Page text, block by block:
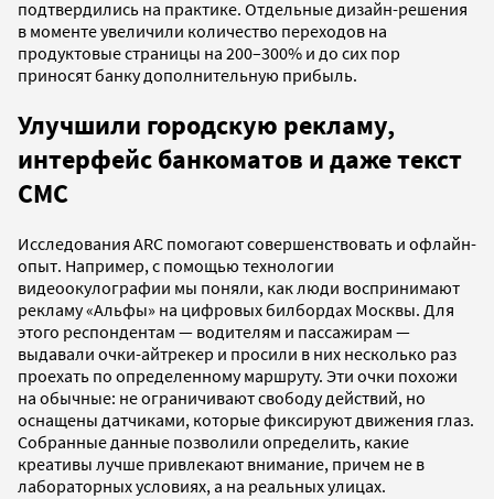
подтвердились на практике. Отдельные дизайн-решения
в моменте увеличили количество переходов на
продуктовые страницы на 200–300% и до сих пор
приносят банку дополнительную прибыль.
Улучшили городскую рекламу,
интерфейс банкоматов и даже текст
СМС
Исследования ARC помогают совершенствовать и офлайн-
опыт. Например, с помощью технологии
видеоокулографии мы поняли, как люди воспринимают
рекламу «Альфы» на цифровых билбордах Москвы. Для
этого респондентам — водителям и пассажирам —
выдавали очки-айтрекер и просили в них несколько раз
проехать по определенному маршруту. Эти очки похожи
на обычные: не ограничивают свободу действий, но
оснащены датчиками, которые фиксируют движения глаз.
Собранные данные позволили определить, какие
креативы лучше привлекают внимание, причем не в
лабораторных условиях, а на реальных улицах.